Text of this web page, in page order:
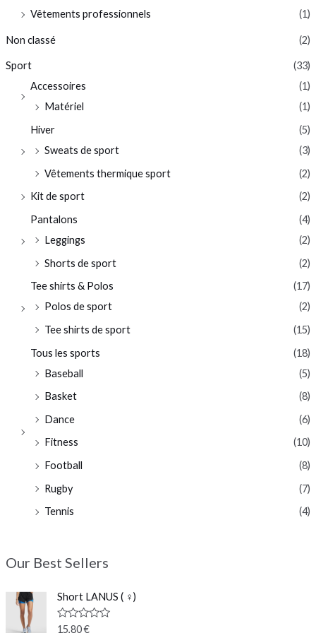
Vêtements professionnels (1)
Non classé (2)
Sport
(33)
Accessoires
(1)
Matériel
(1)
Hiver
(5)
Sweats de sport
(3)
Vêtements thermique sport
(2)
Kit de sport
(2)
Pantalons
(4)
Leggings
(2)
Shorts de sport
(2)
Tee shirts & Polos
(17)
Polos de sport
(2)
Tee shirts de sport
(15)
Tous les sports
(18)
Baseball
(5)
Basket
(8)
Dance
(6)
Fitness
(10)
Football
(8)
Rugby
(7)
Tennis
(4)
Our Best Sellers
Short LANUS ( ♀)
N
15,80€